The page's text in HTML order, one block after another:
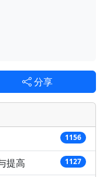
分享
1156
提高 1127